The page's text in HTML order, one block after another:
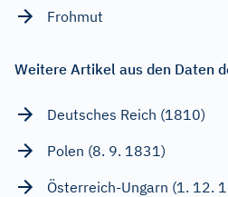
Frohmut
Weitere Artikel aus den Daten
Deutsches Reich (1810)
Polen (8. 9. 1831)
Österreich-Ungarn (1. 12.